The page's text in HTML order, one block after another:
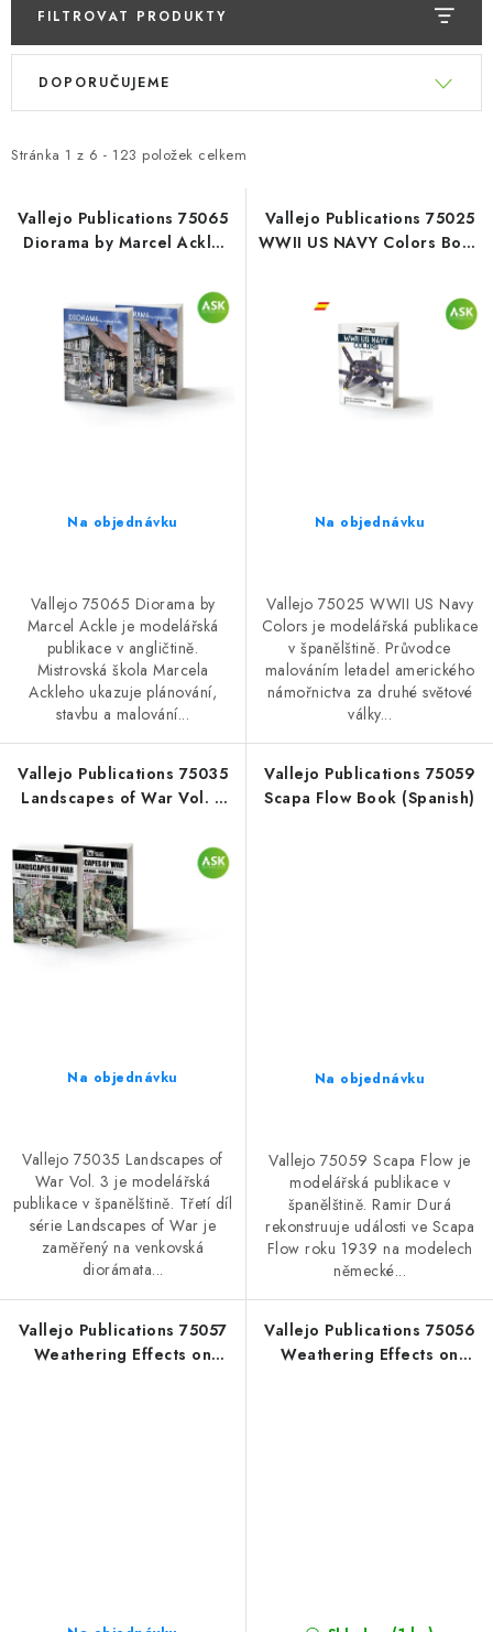
FILTROVAT PRODUKTY
V
i
p
Stránka 1 z 6 - 123 položek celkem
Ř
e
í
p
DOPORUČUJEME
Vallejo Publications 75065
Diorama by Marcel Ackle
Na objednávku
Vallejo 75065 Diorama by
Marcel Ackle je modelářská
publikace v angličtině.
Mistrovská škola Marcela
Ackleho ukazuje plánování,
stavbu a malování...
Vallejo Publications 75025
WWII US NAVY Colors Book
Na objednávku
Vallejo 75025 WWII US Navy
Colors je modelářská publikace
v španělštině. Průvodce
malováním letadel amerického
námořnictva za druhé světové
války...
Vallejo Publications 75035
Landscapes of War Vol. 3
Na objednávku
Vallejo 75035 Landscapes of
War Vol. 3 je modelářská
publikace v španělštině. Třetí díl
série Landscapes of War je
zaměřený na venkovská
diorámata...
Vallejo Publications 75059
Scapa Flow Book (Spanish)
Na objednávku
Vallejo 75059 Scapa Flow je
modelářská publikace v
španělštině. Ramir Durá
rekonstruuje události ve Scapa
Flow roku 1939 na modelech
německé...
Vallejo Publications 75057
Weathering Effects on
Vallejo Publications 75056
Weathering Effects on